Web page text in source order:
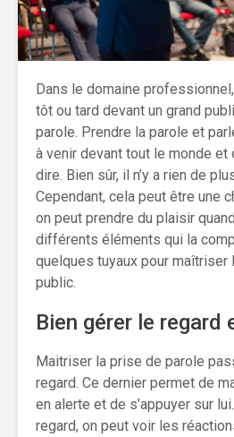
Dans le domaine
tôt ou tard devant un grand
parole. Prendre la parole et
à venir devant tout le monde et
dire. Bien sûr, il n’y a rien de
Cependant, cela peut être une
on peut prendre du plaisir
différents éléments qui la
quelques tuyaux pour maîtriser
public.
Bien gérer le regard
Maitriser la prise de parole
regard. Ce dernier permet de
en alerte et de s’appuyer sur
regard, on peut voir les